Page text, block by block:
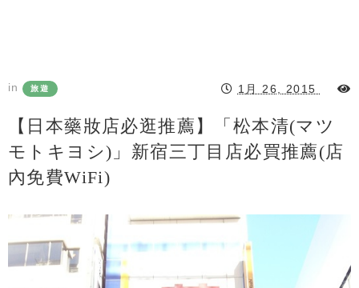
in 旅遊 1月 26, 2015
【日本藥妝店必逛推薦】「松本清(マツ
モトキヨシ)」新宿三丁目店必買推薦(店
內免費WiFi)